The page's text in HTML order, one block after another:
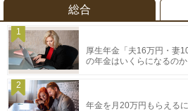
総合
1
厚生年金「夫16万円・妻
の年金はいくらになるのか
2
年金を月20万円もらえる